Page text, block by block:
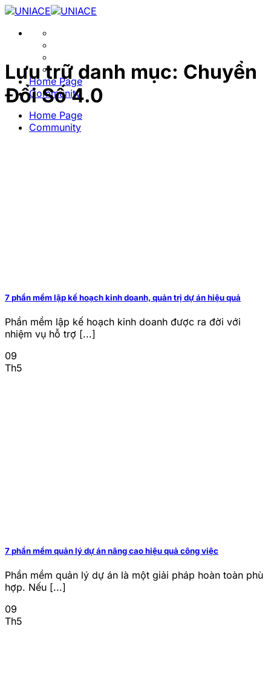
Bỏ
Home Page
Community
Home Page
Community
Lưu trữ danh mục: Chuyển
Đổi Số 4.0
7 phần mềm lập kế hoạch kinh doanh, quản trị dự án hiệu quả
Phần mềm lập kế hoạch kinh doanh được ra đời với
nhiệm vụ hỗ trợ [...]
09
Th5
7 phần mềm quản lý dự án nâng cao hiệu quả công việc
Phần mềm quản lý dự án là một giải pháp hoàn toàn phù
hợp. Nếu [...]
09
Th5